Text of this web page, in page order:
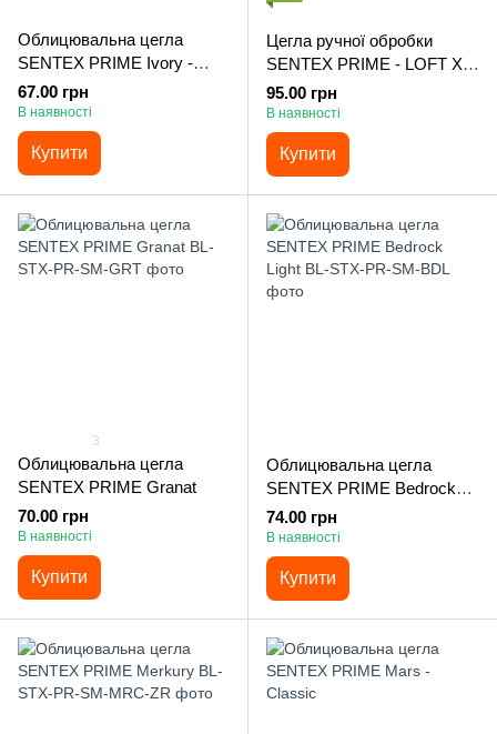
Облицювальна цегла
SENTEX PRIME Ivory -
Classic
67.00 грн
В наявності
Купити
Цегла ручної обробки
SENTEX PRIME - LOFT X
KASHTAN
95.00 грн
В наявності
Купити
3
Облицювальна цегла
SENTEX PRIME Granat
70.00 грн
В наявності
Купити
Облицювальна цегла
SENTEX PRIME Bedrock
Light
74.00 грн
В наявності
Купити